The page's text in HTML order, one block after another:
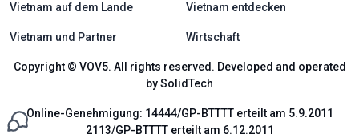
Vietnam auf dem Lande Vietnam entdecken
Vietnam und Partner Wirtschaft
Copyright © VOV5. All rights reserved. Developed and operated
by SolidTech
Online-Genehmigung: 14444/GP-BTTTT erteilt am 5.9.2011
2113/GP-BTTTT erteilt am 6.12.2011